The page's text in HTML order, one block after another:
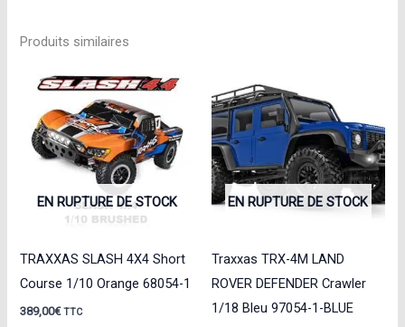
Produits similaires
EN RUPTURE DE STOCK
TRAXXAS SLASH 4X4 Short
Course 1/10 Orange 68054-1
389,00€ TTC
EN RUPTURE DE STOCK
Traxxas TRX-4M LAND
ROVER DEFENDER Crawler
1/18 Bleu 97054-1-BLUE